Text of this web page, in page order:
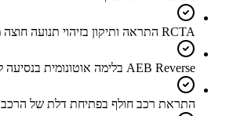
RCTA התראה ותיקון בזיהוי תנועה חוצה מאחור
AEB Reverse בלימה אוטונומית בנסיעה לאחור
התראת רכב חולף בפתיחת דלת של הרכב